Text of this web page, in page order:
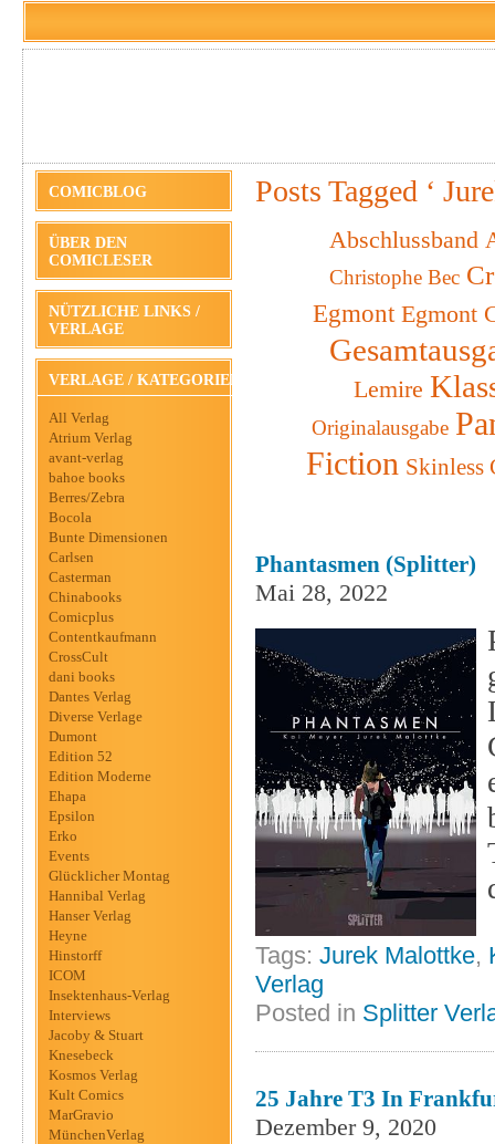
COMICBLOG
ÜBER DEN
COMICLESER
NÜTZLICHE LINKS /
VERLAGE
VERLAGE / KATEGORIEN
All Verlag
Atrium Verlag
avant-verlag
bahoe books
Berres/Zebra
Bocola
Bunte Dimensionen
Carlsen
Casterman
Chinabooks
Comicplus
Contentkaufmann
CrossCult
dani books
Dantes Verlag
Diverse Verlage
Dumont
Edition 52
Edition Moderne
Ehapa
Epsilon
Erko
Events
Glücklicher Montag
Hannibal Verlag
Hanser Verlag
Heyne
Hinstorff
ICOM
Insektenhaus-Verlag
Interviews
Jacoby & Stuart
Knesebeck
Kosmos Verlag
Kult Comics
MarGravio
MünchenVerlag
Posts Tagged ‘
Abschlussband
Christophe Bec
Egmont Egmont
Lemire
Originalausgabe
Fiction Skinless
Phantasmen (Splitter)
Mai 28, 2022
Tags: Jurek Malottke,
Verlag
Posted in Splitter
25 Jahre T3 In
Dezember 9, 2020